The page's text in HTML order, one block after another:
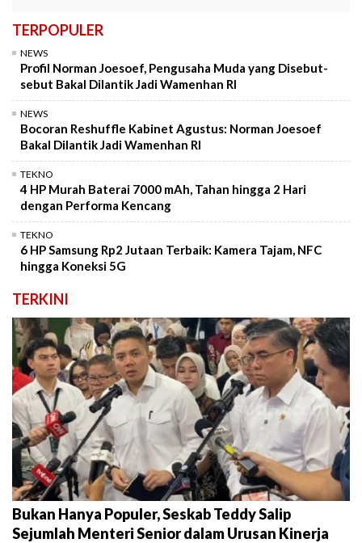
TERPOPULER
NEWS
Profil Norman Joesoef, Pengusaha Muda yang Disebut-
sebut Bakal Dilantik Jadi Wamenhan RI
NEWS
Bocoran Reshuffle Kabinet Agustus: Norman Joesoef
Bakal Dilantik Jadi Wamenhan RI
TEKNO
4 HP Murah Baterai 7000 mAh, Tahan hingga 2 Hari
dengan Performa Kencang
TEKNO
6 HP Samsung Rp2 Jutaan Terbaik: Kamera Tajam, NFC
hingga Koneksi 5G
TERKINI
Bukan Hanya Populer, Seskab Teddy Salip
Sejumlah Menteri Senior dalam Urusan Kinerja